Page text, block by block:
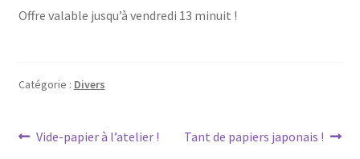
Offre valable jusqu’à vendredi 13 minuit !
Catégorie : Divers
Navigation
Article
Vide-papier à l’atelier !
Article
Tant de papiers japonais !